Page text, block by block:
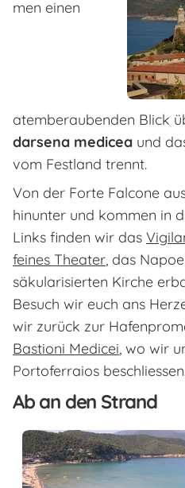
men einen
atemberaubenden Blick
darsena medicea und
vom Festland trennt.
Von der Forte Falcone
hinunter und kommen in
Links finden wir das
feines Theater, das
säkularisierten Kirche
Besuch wir euch ans
wir zurück zur
Bastioni Medicei, wo wir
Portoferraios
Ab an den Strand